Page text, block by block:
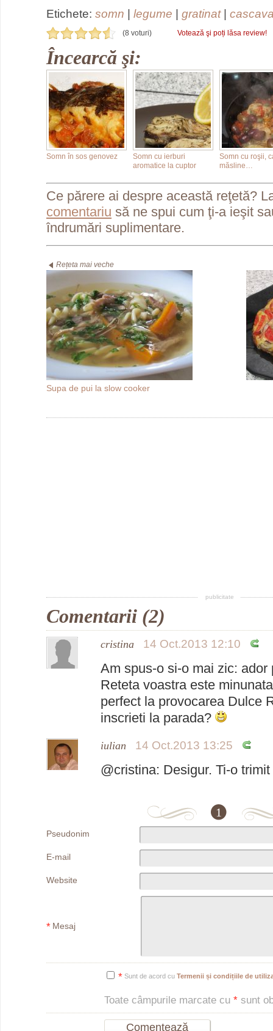
Etichete: somn legume gratinat|
(8 voturi) Votează şi poți lăsa review!
Încearcă şi:
Somn în sos genovez
Somn cu ierburi
aromatice la cuptor
Somn cu roşii,
măsline…
Ce părere ai despre această reţetă?
comentariu să ne spui cum ţi-a ieşit
îndrumări suplimentare.
Rețeta mai veche
Supa de pui la slow cooker
publicitate
Comentarii (2)
cristina 14 Oct.2013 12:10
Am spus-o si-o mai zic: ador
Reteta voastra este
perfect la provocarea Dulce
inscrieti la parada?
iulian 14 Oct.2013 13:25
@cristina: Desigur. Ti-o
1
Pseudonim
E-mail
Website
* Mesaj
* Sunt de acord cu Termenii și condițiile de
Toate câmpurile marcate cu * sunt